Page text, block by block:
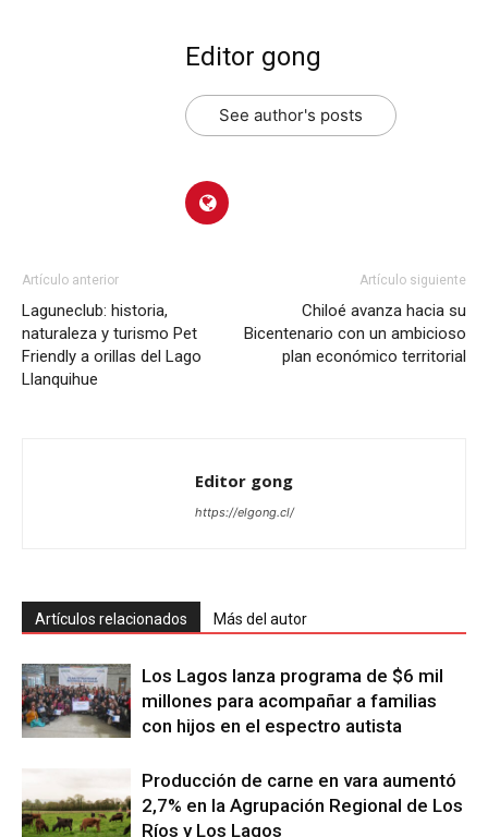
Editor gong
See author's posts
Artículo anterior
Laguneclub: historia,
naturaleza y turismo Pet
Friendly a orillas del Lago
Llanquihue
Artículo siguiente
Chiloé avanza hacia su
Bicentenario con un ambicioso
plan económico territorial
Editor gong
https://elgong.cl/
Artículos relacionados Más del autor
Los Lagos lanza programa de $6 mil
millones para acompañar a familias
con hijos en el espectro autista
Producción de carne en vara aumentó
2,7% en la Agrupación Regional de Los
Ríos y Los Lagos